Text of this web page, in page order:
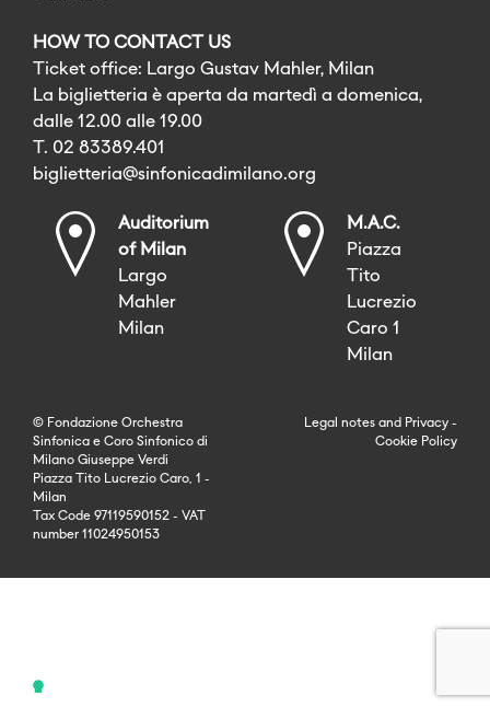
HOW TO CONTACT US
Ticket office: Largo Gustav Mahler, Milan
La biglietteria è aperta da martedì a domenica,
dalle 12.00 alle 19.00
T. 02 83389.401
biglietteria@sinfonicadimilano.org
Auditorium
of Milan
Largo
Mahler
Milan
M.A.C.
Piazza
Tito
Lucrezio
Caro 1
Milan
© Fondazione Orchestra
Sinfonica e Coro Sinfonico di
Milano Giuseppe Verdi
Piazza Tito Lucrezio Caro, 1 -
Milan
Tax Code 97119590152 - VAT
number 11024950153
Legal notes and Privacy -
Cookie Policy